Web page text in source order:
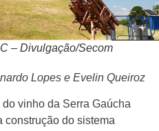
– Divulgação/Secom
Lopes e Evelin Queiroz
vinho da Serra Gaúcha
construção do sistema